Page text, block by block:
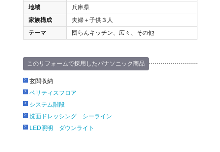
地域
兵庫県
家族構成
夫婦＋子供３人
テーマ
団らんキッチン、広々、その他
このリフォームで採用したパナソニック商品
玄関収納
ベリティスフロア
システム階段
洗面ドレッシング シーライン
LED照明 ダウンライト